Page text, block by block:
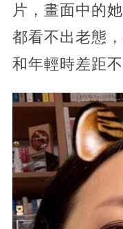
片，畫面中的
都看不出老態
和年輕時差距不